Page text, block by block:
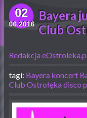
02
06.2016
Bayera
Club
Redakcja
tagi: Bayera koncert
Club Ostrołękadisco